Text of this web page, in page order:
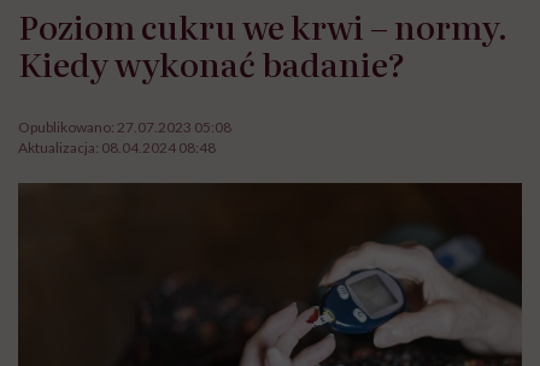
Poziom cukru we krwi – normy.
Kiedy wykonać badanie?
Opublikowano: 27.07.2023 05:08
Aktualizacja: 08.04.2024 08:48